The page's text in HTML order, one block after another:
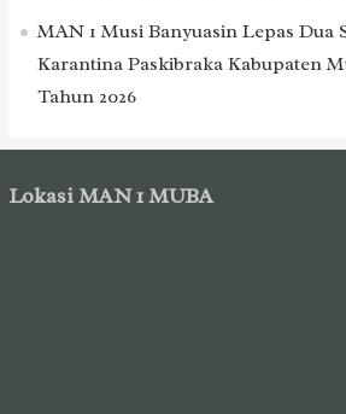
MAN 1 Musi Banyuasin Lepas Dua
Karantina Paskibraka Kabupaten
Tahun 2026
Lokasi MAN 1 MUBA